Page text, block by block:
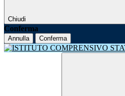
Chiudi
Conferma
Annulla Conferma